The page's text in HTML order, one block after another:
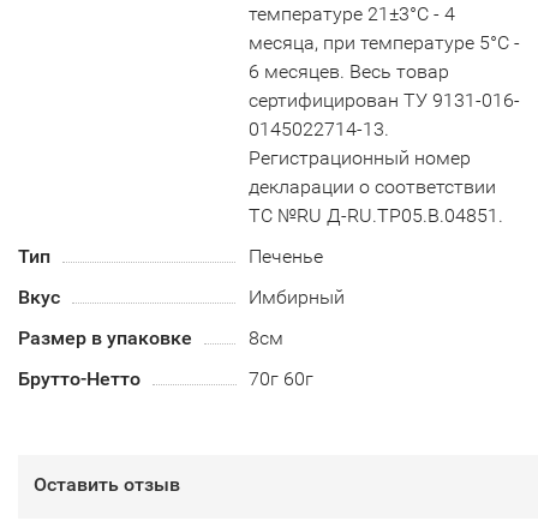
температуре 21±3°С - 4
месяца, при температуре 5°С -
6 месяцев. Весь товар
сертифицирован ТУ 9131-016-
0145022714-13.
Регистрационный номер
декларации о соответствии
ТС №RU Д-RU.TP05.B.04851.
Тип
Печенье
Вкус
Имбирный
Размер в упаковке
8см
Брутто-Нетто
70г 60г
Оставить отзыв